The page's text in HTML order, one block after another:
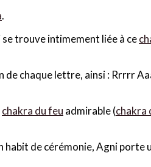
.
se trouve intimement liée à ce
de chaque lettre, ainsi : Rrrrr
chakra du feu admirable (chakra
habit de cérémonie, Agni porte